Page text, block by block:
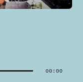
00:00